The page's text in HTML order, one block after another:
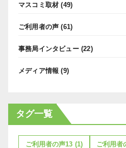
マスコミ取材 (49)
ご利用者の声 (61)
事務局インタビュー(22)
メディア情報 (9)
タグ一覧
ご利用者の声13 (1) ご利用者